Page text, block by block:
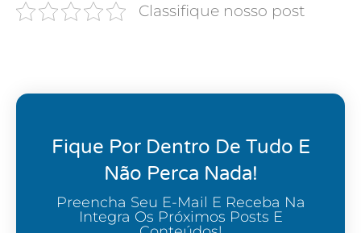
Classifique nosso post
Fique Por Dentro De Tudo E
Não Perca Nada!
Preencha Seu E-Mail E Receba Na
Integra Os Próximos Posts E